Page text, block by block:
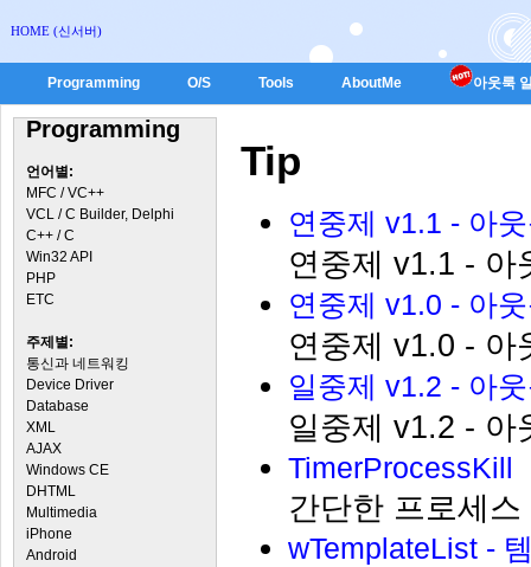
HOME (신서버)
Programming O/S Tools AboutMe 아웃룩
Programming
언어별:
MFC / VC++
VCL / C Builder, Delphi
C++ / C
Win32 API
PHP
ETC
주제별:
통신과 네트워킹
Device Driver
Database
XML
AJAX
Windows CE
DHTML
Multimedia
iPhone
Android
Tip
연중제 v1.1 - 아
연중제 v1.1 - 아
연중제 v1.0 - 아
연중제 v1.0 - 아
일중제 v1.2 - 아
일중제 v1.2 - 아
TimerProcessKill
간단한 프로세
wTemplateList -